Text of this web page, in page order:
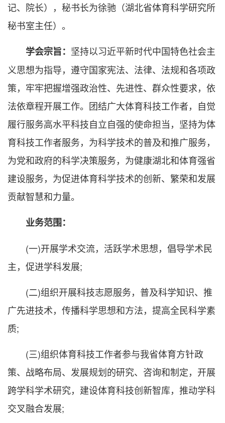
记、院长），秘书长为徐驰（湖北省体育科学研究所
秘书室主任）。
学会宗旨： 坚持以习近平新时代中国特色社会主
义思想为指导，遵守国家宪法、法律、法规和各项政
策，牢牢把握增强政治性、先进性、群众性要求，依
法依章程开展工作。团结广大体育科技工作者，自觉
履行服务高水平科技自立自强的使命担当，坚持为体
育科技工作者服务，为科学技术的普及和推广服务，
为党和政府的科学决策服务，为健康湖北和体育强省
建设服务，为促进体育科学技术的创新、繁荣和发展
贡献智慧和力量。
业务范围：
(一)开展学术交流，活跃学术思想，倡导学术民
主，促进学科发展;
(二)组织开展科技志愿服务，普及科学知识、推
广先进技术，传播科学思想和方法，提高全民科学素
质;
(三)组织体育科技工作者参与我省体育方针政
策、战略布局、发展规划的研究、咨询和制定，开展
跨学科学术研究，建设体育科技创新智库，推动学科
交叉融合发展;